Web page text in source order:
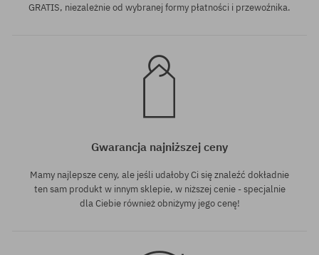
GRATIS, niezależnie od wybranej formy płatności i przewoźnika.
Gwarancja najniższej ceny
Mamy najlepsze ceny, ale jeśli udałoby Ci się znaleźć dokładnie
ten sam produkt w innym sklepie, w niższej cenie - specjalnie
dla Ciebie również obniżymy jego cenę!